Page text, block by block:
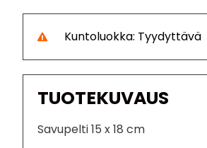
Kuntoluokka: Tyydyttävä
TUOTEKUVAUS
Savupelti 15 x 18 cm